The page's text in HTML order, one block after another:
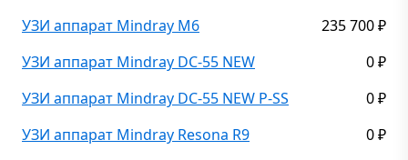
УЗИ аппарат Mindray M6 235 700 ₽
УЗИ аппарат Mindray DC-55 NEW 0 ₽
УЗИ аппарат Mindray DC-55 NEW P-SS 0 ₽
УЗИ аппарат Mindray Resona R9 0 ₽